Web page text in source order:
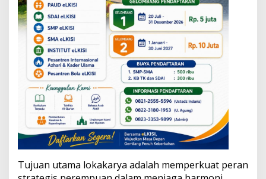
s
i
d
a
n
M
d
e
r
s
i
Tujuan utama lokakarya adalah memperkuat peran